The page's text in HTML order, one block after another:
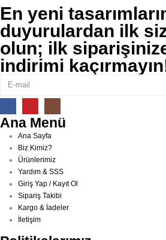
En yeni
duyurulardan ilk
olun; ilk
indirimi
Ana Menü
Ana Sayfa
Biz Kimiz?
Ürünlerimiz
Yardım & SSS
Giriş Yap / Kayıt Ol
Sipariş Takibi
Kargo & İadeler
İletişim